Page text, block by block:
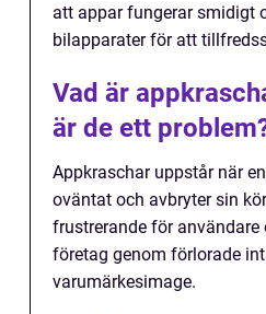
att appar fungerar smidigt
bilapparater för att
Vad är
är de ett
Appkraschar uppstår när
oväntat och avbryter sin
frustrerande för användare
företag genom förlorade
varumärkesimage.